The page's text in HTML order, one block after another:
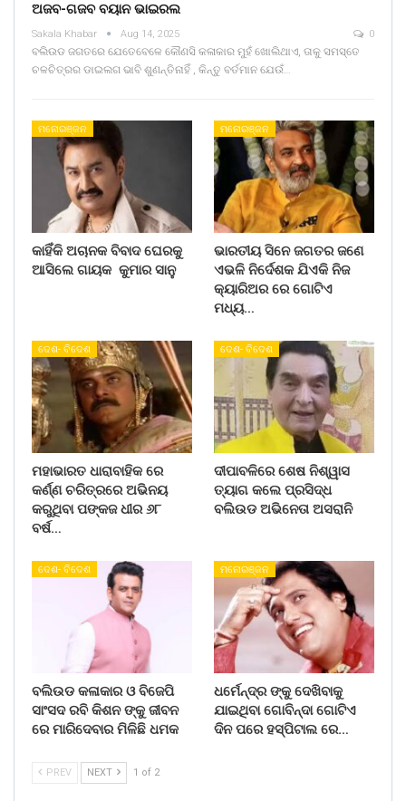
ଅଜବ-ଗଜବ ବୟାନ ଭାଇରଲ
Sakala Khabar Aug 14, 2025 0
ବଲିଉଡ ଜଗତରେ ଯେତେବେଳେ କୌଣସି କଳାକାର ମୁହଁ ଖୋଲିଥାଏ, ତାକୁ ସମସ୍ତେ
ଚଳଚିତ୍ରର ଡାଇଲଗ ଭାବି ଶୁଣନ୍ତିନାହିଁ , କିନ୍ତୁ ବର୍ତମାନ ଯେଉଁ…
ମନୋରଞ୍ଜନ
କାହିଁକି ଅଚାନକ ବିବାଦ ଘେରକୁ
ଆସିଲେ ଗାୟକ କୁମାର ସାନୁ
ମନୋରଞ୍ଜନ
ଭାରତୀୟ ସିନେ ଜଗତର ଜଣେ
ଏଭଳି ନିର୍ଦେଶକ ଯିଏକି ନିଜ
କ୍ୟାରିଅର ରେ ଗୋଟିଏ
ମଧ୍ୟ…
ଦେଶ- ବିଦେଶ
ମହାଭାରତ ଧାରାବାହିକ ରେ
କର୍ଣ୍ଣ ଚରିତ୍ରରେ ଅଭିନୟ
କରୁଥିବା ପଙ୍କଜ ଧୀର ୬୮
ବର୍ଷ…
ଦେଶ- ବିଦେଶ
ଦୀପାବଳିରେ ଶେଷ ନିଶ୍ୱାସ
ତ୍ୟାଗ କଲେ ପ୍ରସିଦ୍ଧ
ବଲିଉଡ ଅଭିନେତା ଅସରାନି
ଦେଶ- ବିଦେଶ
ବଲିଉଡ କଳାକାର ଓ ବିଜେପି
ସାଂସଦ ରବି କିଶନ ଙ୍କୁ ଜୀବନ
ରେ ମାରିଦେବାର ମିଳିଛି ଧମକ
ମନୋରଞ୍ଜନ
ଧର୍ମେନ୍ଦ୍ର ଙ୍କୁ ଦେଖିବାକୁ
ଯାଇଥିବା ଗୋବିନ୍ଦା ଗୋଟିଏ
ଦିନ ପରେ ହସ୍ପିଟାଲ ରେ…
PREV NEXT 1 of 2